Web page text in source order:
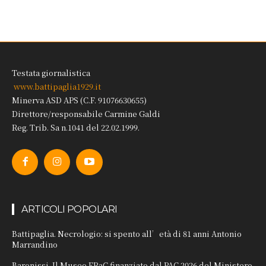
Testata giornalistica
www.battipaglia1929.it
Minerva ASD APS (C.F. 91076630655)
Direttore/responsabile Carmine Galdi
Reg. Trib. Sa n.1041 del 22.02.1999.
ARTICOLI POPOLARI
Battipaglia. Necrologio: si spento all’età di 81 anni Antonio
Marrandino